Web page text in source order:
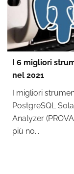
I 6 migliori
nel 2021
I migliori
PostgreSQL
Analyzer
più no...